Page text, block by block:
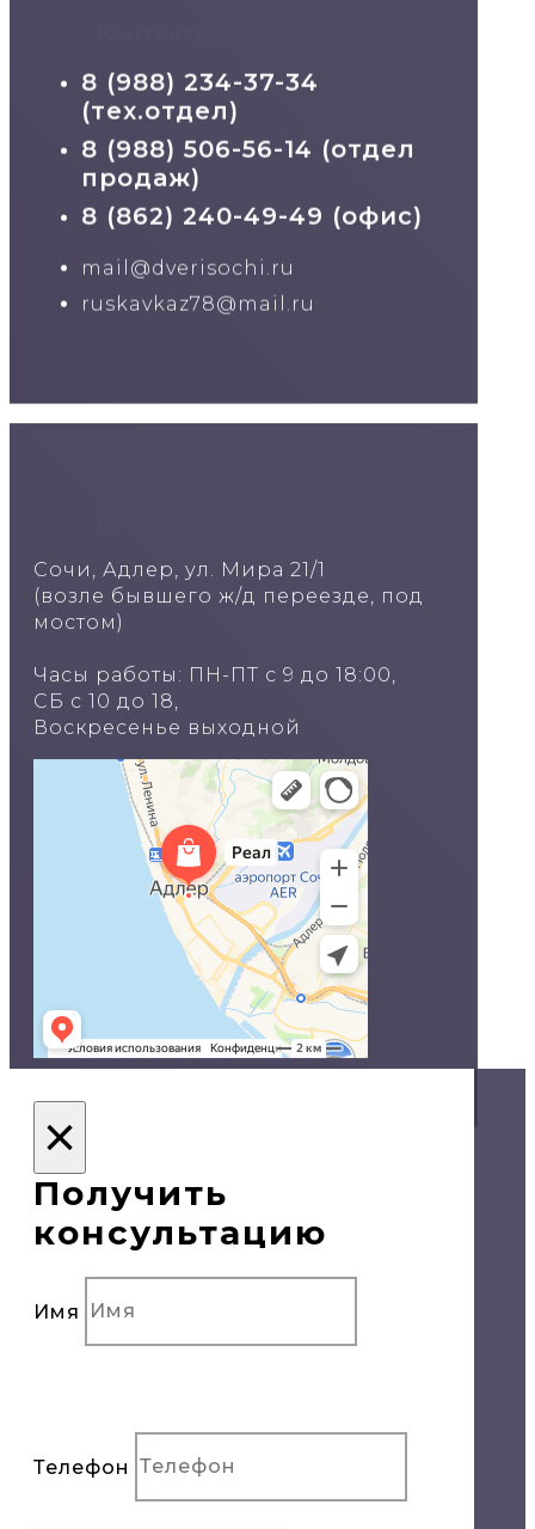
8 (988) 234-37-34
(тех.отдел)
8 (988) 506-56-14 (отдел
продаж)
8 (862) 240-49-49 (офис)
mail@dverisochi.ru
ruskavkaz78@mail.ru
Сочи, Адлер, ул. Мира 21/1
(возле бывшего ж/д переезде, под
мостом)
Часы работы: ПН-ПТ с 9 до 18:00,
СБ с 10 до 18,
Воскресенье выходной
×
Получить
консультацию
Имя
Телефон